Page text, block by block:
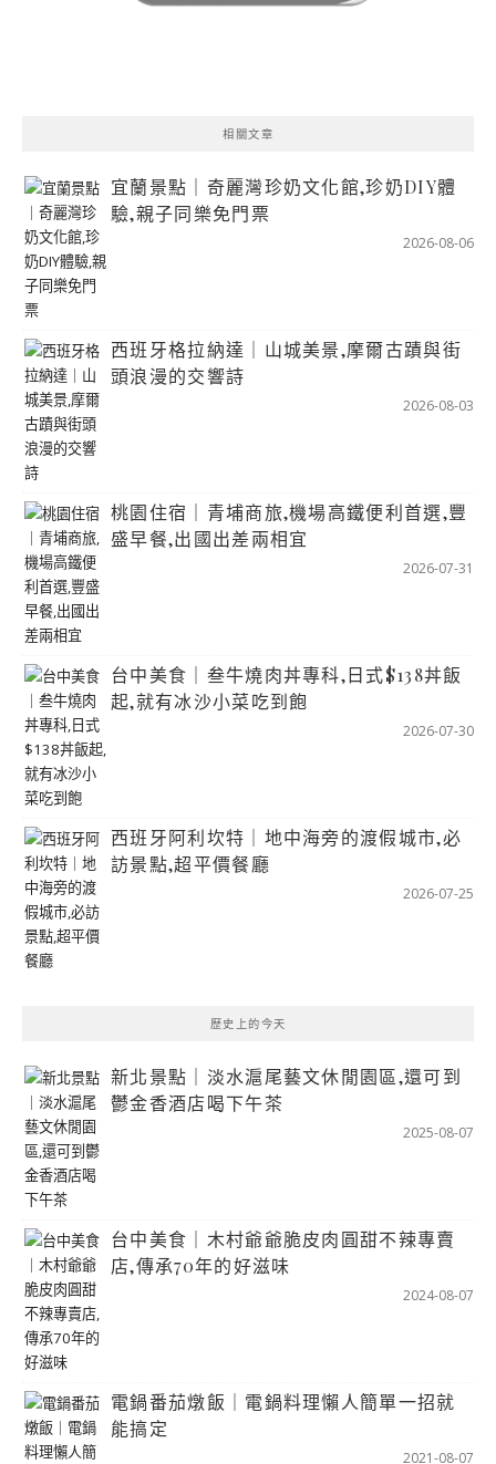
相關文章
宜蘭景點｜奇麗灣珍奶文化館,珍奶DIY體
驗,親子同樂免門票
2026-08-06
西班牙格拉納達｜山城美景,摩爾古蹟與街
頭浪漫的交響詩
2026-08-03
桃園住宿｜青埔商旅,機場高鐵便利首選,豐
盛早餐,出國出差兩相宜
2026-07-31
台中美食｜叁牛燒肉丼專科,日式$138丼飯
起,就有冰沙小菜吃到飽
2026-07-30
西班牙阿利坎特｜地中海旁的渡假城市,必
訪景點,超平價餐廳
2026-07-25
歷史上的今天
新北景點｜淡水滬尾藝文休閒園區,還可到
鬱金香酒店喝下午茶
2025-08-07
台中美食｜木村爺爺脆皮肉圓甜不辣專賣
店,傳承70年的好滋味
2024-08-07
電鍋番茄燉飯｜電鍋料理懶人簡單一招就
能搞定
2021-08-07